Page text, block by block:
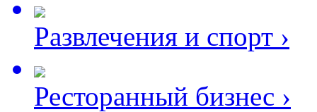
Развлечения и спорт ›
Ресторанный бизнес ›